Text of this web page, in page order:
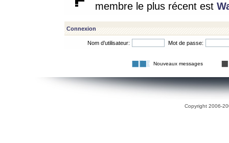
membre le plus récent est
Connexion
Nom d’utilisateur: Mot de passe:
Nouveaux messages
Copyright 2006-